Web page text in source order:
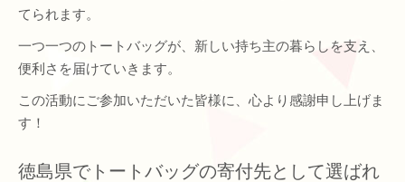
てられます。
一つ一つのトートバッグが、新しい持ち主の暮らしを支え、
便利さを届けていきます。
この活動にご参加いただいた皆様に、心より感謝申し上げま
す！
徳島県でトートバッグの寄付先として選ばれ